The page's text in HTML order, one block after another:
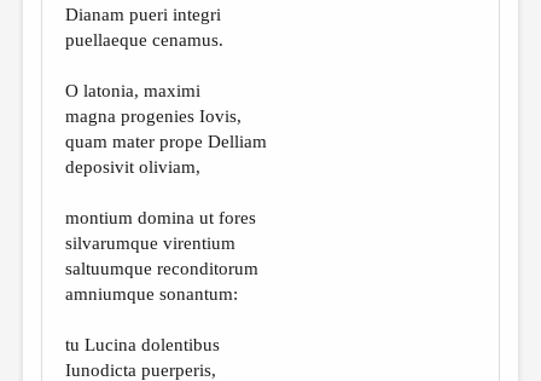
Dianam pueri integri
puellaeque cenamus.
O latonia, maximi
magna progenies Iovis,
quam mater prope Delliam
deposivit oliviam,
montium domina ut fores
silvarumque virentium
saltuumque reconditorum
amniumque sonantum:
tu Lucina dolentibus
Iunodicta puerperis,